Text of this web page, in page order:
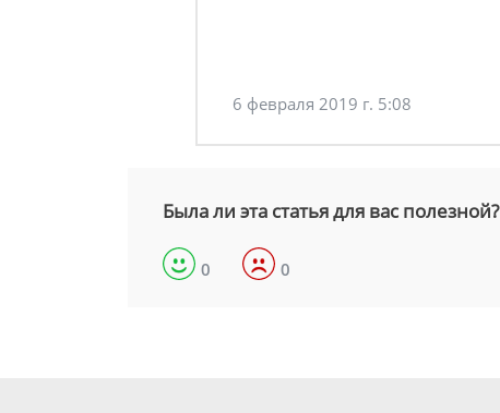
6 февраля 2019 г. 5:08
Была ли эта статья для вас полезной?
0 0